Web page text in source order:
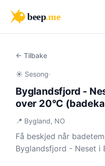
beep.me
← Tilbake
☀️ Sesong·
Byglandsfjord -
over 20°C
📍 Bygland, NO
Få beskjed når
Byglandsfjord - Neset i